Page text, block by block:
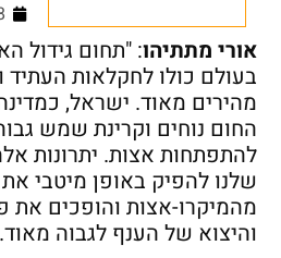
אורי מתתיהו: "תחום גידול
בעולם כולו לחקלאות
מהירים מאוד. ישראל,
החום נוחים וקרינת שמש
להתפתחות אצות. יתרונות
שלנו להפיק באופן מיטבי
מהמיקרו-אצות והופכים את
והיצוא של הענף לגבוה מאוד.